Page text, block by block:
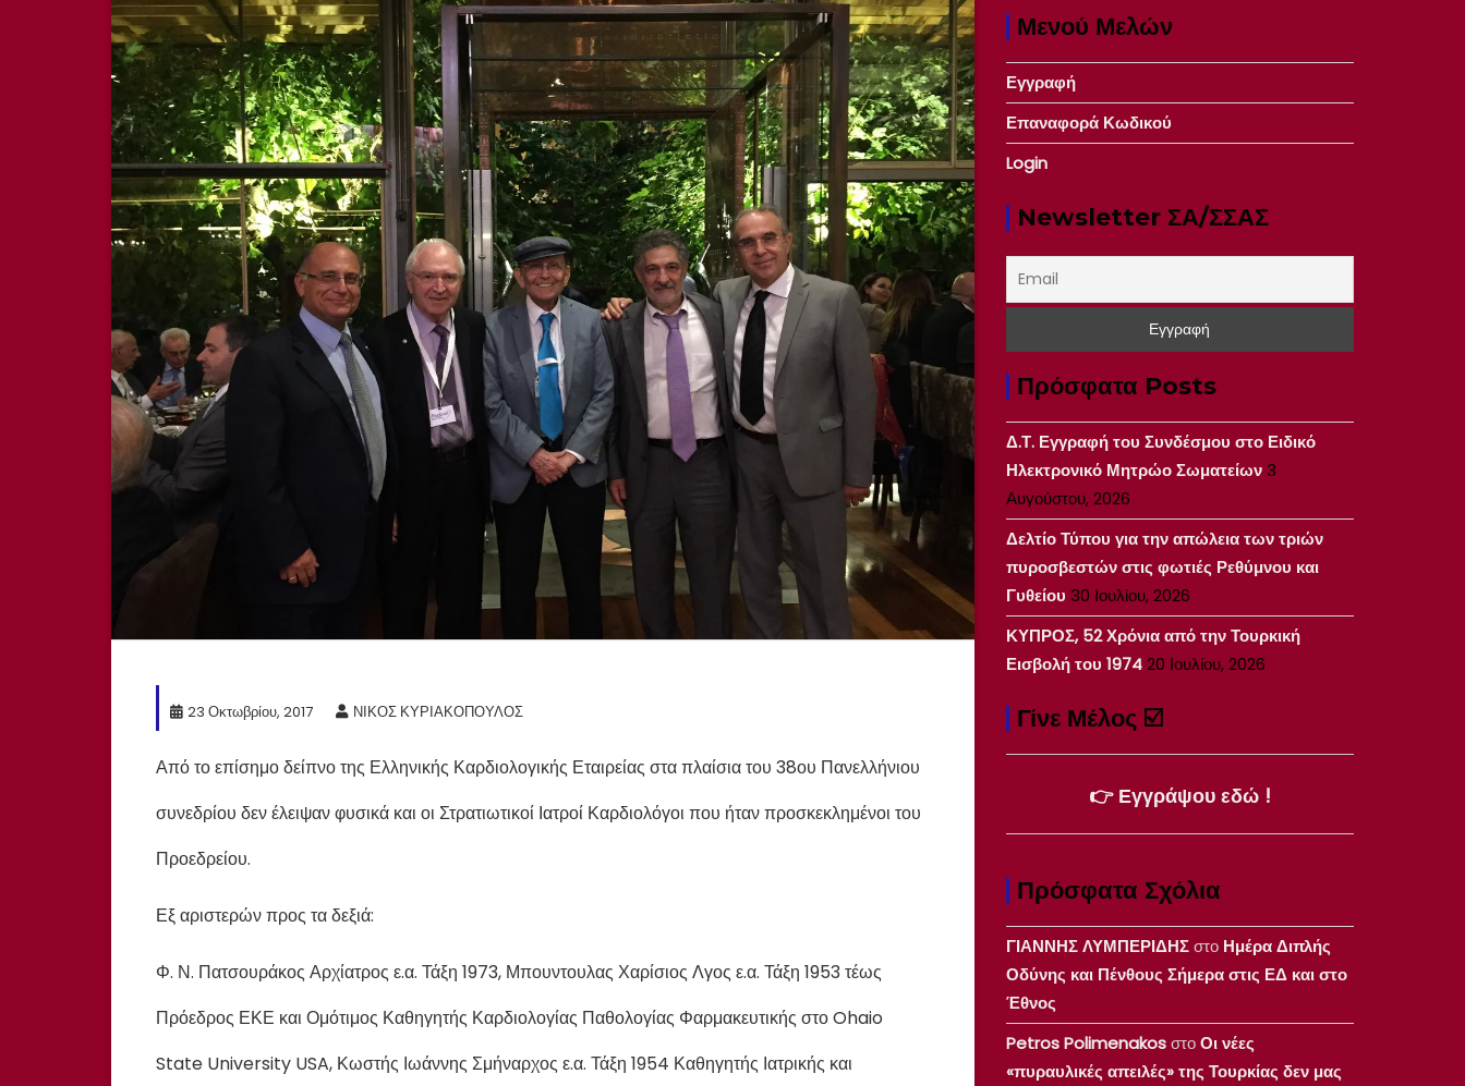
23 Οκτωβρίου, 2017 ΝΙΚΟΣ ΚΥΡΙΑΚΟΠΟΥΛΟΣ
Από το επίσημο δείπνο της Ελληνικής Καρδιολογικής Εταιρείας στα πλαίσια του 38ου Πανελλήνιου
συνεδρίου δεν έλειψαν φυσικά και οι Στρατιωτικοί Ιατροί Καρδιολόγοι που ήταν προσκεκλημένοι του
Προεδρείου.
Εξ αριστερών προς τα δεξιά:
Φ. Ν. Πατσουράκος Αρχίατρος ε.α. Τάξη 1973, Μπουντουλας Χαρίσιος Λγος ε.α. Τάξη 1953 τέως
Πρόεδρος ΕΚΕ και Ομότιμος Καθηγητής Καρδιολογίας Παθολογίας Φαρμακευτικής στο Ohaio
State University USA, Κωστής Ιωάννης Σμήναρχος ε.α. Τάξη 1954 Καθηγητής Ιατρικής και
Μενού Μελών
Εγγραφή
Επαναφορά Κωδικού
Login
Newsletter ΣΑ/ΣΣΑΣ
Πρόσφατα Posts
Δ.Τ. Εγγραφή του Συνδέσμου στο Ειδικό
Ηλεκτρονικό Μητρώο Σωματείων3
Αυγούστου, 2026
Δελτίο Τύπου για την απώλεια των τριών
πυροσβεστών στις φωτιές Ρεθύμνου και
Γυθείου 30 Ιουλίου, 2026
ΚΥΠΡΟΣ, 52 Χρόνια από την Τουρκική
Εισβολή του 197420 Ιουλίου, 2026
Γίνε Μέλος ☑️
👉 Εγγράψου εδώ !
Πρόσφατα Σχόλια
ΓΙΑΝΝΗΣ ΛΥΜΠΕΡΙΔΗΣστο Ημέρα Διπλής
Οδύνης και Πένθους Σήμερα στις ΕΔ και στο
Έθνος
Petros PolimenakosστοΟι νέες
«πυραυλικές απειλές» της Τουρκίας δεν μας